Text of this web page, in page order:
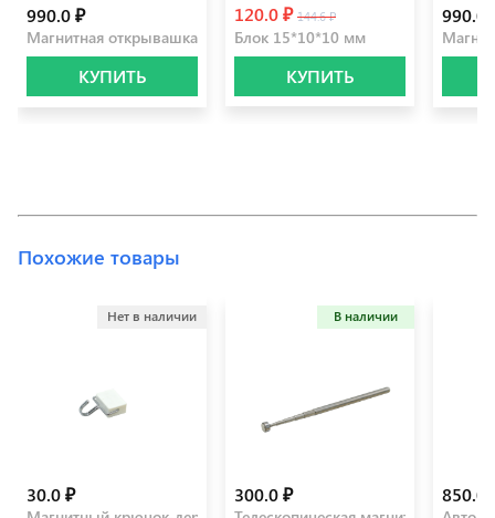
990.0 ₽
Магнитная открывашка (сандал серый, матовое серебро)
КУПИТЬ
120.0 ₽ 144.6 ₽
Блок 15*10*10 мм
КУПИТЬ
990.0
Похожие товары
Нет в наличии
30.0 ₽
В наличии
300.0 ₽ 850.0